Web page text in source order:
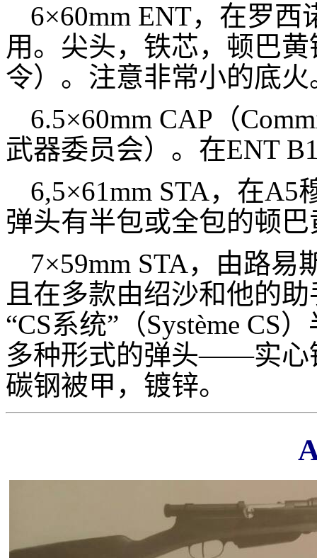
6×60mm ENT，在罗西
用。尖头，铁芯，顿巴
令）。注意非常小的底火
6.5×60mm CAP（
武器委员会）。在ENT
6,5×61mm STA，在
弹头有半包或全包的顿
7×59mm STA，由路易
且在多款由绍沙和他的
“CS系统”（Système CS
多种形式的弹头——实心
碳钢被甲，镀锌。